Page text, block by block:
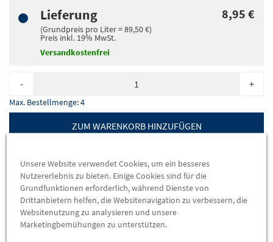
Lieferung
(Grundpreis pro Liter=89,50 €)
Preis inkl. 19% MwSt.
Versandkostenfrei
8,95 €
- +
Max. Bestellmenge: 4
ZUM WARENKORB HINZUFÜGEN
Herstellerangaben:
SONAX GmbH | Münchener Str. 75, 86633
Neuburg/Donau | Webseite: www.sonax.de | Telefon: 0843153-
0 | E-Mail: benjamin.thaller@sonax.de
Gummipflege für den Pkw
Unsere Website verwendet Cookies, um ein besseres
Nutzererlebnis zu bieten. Einige Cookies sind für die
Grundfunktionen erforderlich, während Dienste von
Drittanbietern helfen, die Websitenavigation zu verbessern, die
Websitenutzung zu analysieren und unsere
Marketingbemühungen zu unterstützen.